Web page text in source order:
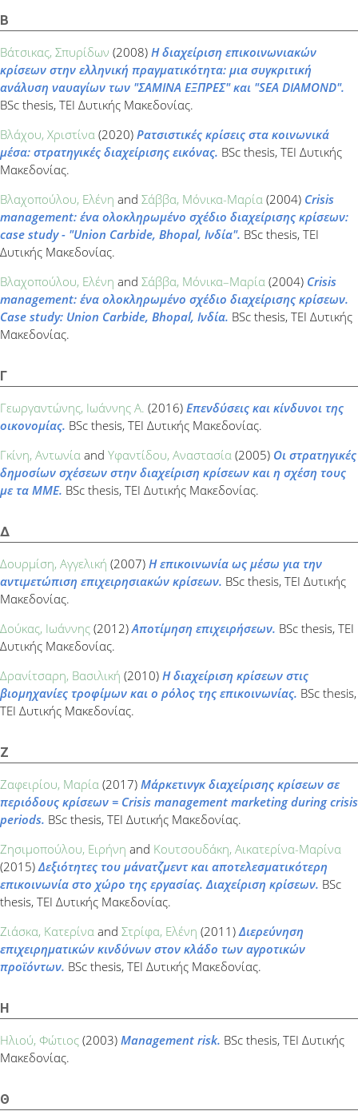
Β
Βάτσικας, Σπυρίδων (2008) Η διαχείριση επικοινωνιακών
κρίσεων στην ελληνική πραγματικότητα: μια συγκριτική
ανάλυση ναυαγίων των "ΣΑΜΙΝΑ ΕΞΠΡΕΣ" και "SEA DIAMOND".
BSc thesis, ΤΕΙ Δυτικής Μακεδονίας.
Βλάχου, Χριστίνα (2020) Ρατσιστικές κρίσεις στα κοινωνικά
μέσα: στρατηγικές διαχείρισης εικόνας. BSc thesis, ΤΕΙ Δυτικής
Μακεδονίας.
Βλαχοπούλου, Ελένη and Σάββα, Μόνικα-Μαρία (2004) Crisis
management: ένα ολοκληρωμένο σχέδιο διαχείρισης κρίσεων:
case study - "Union Carbide, Bhopal, Ινδία". BSc thesis, ΤΕΙ
Δυτικής Μακεδονίας.
Βλαχοπούλου, Ελένη and Σάββα, Μόνικα–Μαρία (2004) Crisis
management: ένα ολοκληρωμένο σχέδιο διαχείρισης κρίσεων.
Case study: Union Carbide, Bhopal, Ινδία. BSc thesis, ΤΕΙ Δυτικής
Μακεδονίας.
Γ
Γεωργαντώνης, Ιωάννης Α. (2016) Επενδύσεις και κίνδυνοι της
οικονομίας. BSc thesis, ΤΕΙ Δυτικής Μακεδονίας.
Γκίνη, Αντωνία and Υφαντίδου, Αναστασία (2005) Οι στρατηγικές
δημοσίων σχέσεων στην διαχείριση κρίσεων και η σχέση τους
με τα ΜΜΕ. BSc thesis, ΤΕΙ Δυτικής Μακεδονίας.
Δ
Δουρμίση, Αγγελική (2007) Η επικοινωνία ως μέσω για την
αντιμετώπιση επιχειρησιακών κρίσεων. BSc thesis, ΤΕΙ Δυτικής
Μακεδονίας.
Δούκας, Ιωάννης (2012)Αποτίμηση επιχειρήσεων. BSc thesis, ΤΕΙ
Δυτικής Μακεδονίας.
Δρανίτσαρη, Βασιλική (2010) Η διαχείριση κρίσεων στις
βιομηχανίες τροφίμων και ο ρόλος της επικοινωνίας. BSc thesis,
ΤΕΙ Δυτικής Μακεδονίας.
Ζ
Ζαφειρίου, Μαρία (2017) Μάρκετινγκ διαχείρισης κρίσεων σε
περιόδους κρίσεων = Crisis management marketing during crisis
periods. BSc thesis, ΤΕΙ Δυτικής Μακεδονίας.
Ζησιμοπούλου, Ειρήνη and Κουτσουδάκη, Αικατερίνα-Μαρίνα
(2015) Δεξιότητες του μάνατζμεντ και αποτελεσματικότερη
επικοινωνία στο χώρο της εργασίας. Διαχείριση κρίσεων. BSc
thesis, ΤΕΙ Δυτικής Μακεδονίας.
Ζιάσκα, Κατερίνα and Στρίφα, Ελένη (2011) Διερεύνηση
επιχειρηματικών κινδύνων στον κλάδο των αγροτικών
προϊόντων. BSc thesis, ΤΕΙ Δυτικής Μακεδονίας.
Η
Ηλιού, Φώτιος (2003) Management risk. BSc thesis, ΤΕΙ Δυτικής
Μακεδονίας.
Θ